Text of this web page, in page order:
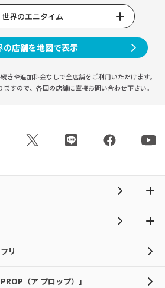
世界のエニタイム
の店舗を地図で表示
きや追加料金なしで全店舗をご利用いただけます。
すので、 各国の店舗に直接お問い合わせ下さい。
リ
（ア プロップ）」